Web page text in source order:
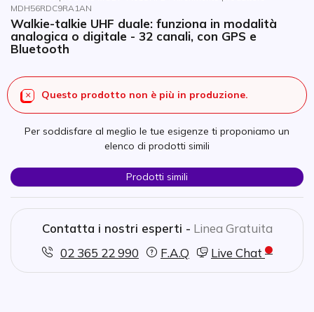
MDH56RDC9RA1AN
Walkie-talkie UHF duale: funziona in modalità
analogica o digitale - 32 canali, con GPS e
Bluetooth
Questo prodotto non è più in produzione.
Per soddisfare al meglio le tue esigenze ti proponiamo un
elenco di prodotti simili
Prodotti simili
Contatta i nostri esperti - Linea Gratuita
02 365 22 990
F.A.Q Live Chat